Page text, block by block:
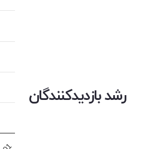
رشد بازدیدکنندگان